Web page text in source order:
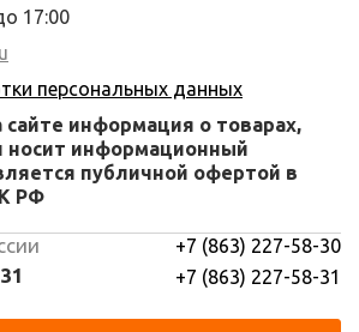
17:00
персональных данных
информация о товарах,
носит информационный
публичной офертой в
РФ
+7 (863) 227-58-30
+7 (863) 227-58-31